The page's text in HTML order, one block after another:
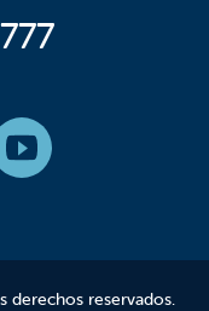
derechos reservados.